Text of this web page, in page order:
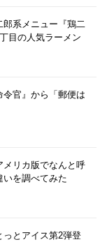
郎系メニュー『鶏二
目の人気ラーメン
令官』から「郵便は
メリカ版でなんと呼
いを調べてみた
っとアイス第2弾登